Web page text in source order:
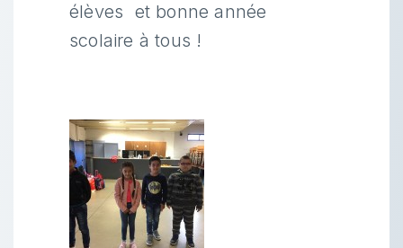
élèves et bonne année
scolaire à tous !